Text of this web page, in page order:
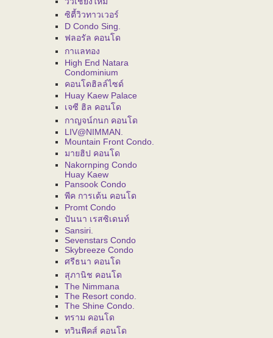
ซิตี้วิวทาวเวอร์
D Condo Sing.
ฟลอรัล คอนโด
กาแลทอง
High End Natara
Condominium
คอนโดฮิลล์ไซด์
Huay Kaew Palace
เจซี ฮิล คอนโด
กาญจน์กนก คอนโด
LIV@NIMMAN.
Mountain Front Condo.
มายฮิป คอนโด
Nakornping Condo
Huay Kaew
Pansook Condo
พีค การเด้น คอนโด
Promt Condo
ปันนา เรสซิเดนท์
Sansiri.
Sevenstars Condo
Skybreeze Condo
ศรีธนา คอนโด
สุภานิช คอนโด
The Nimmana
The Resort condo.
The Shine Condo.
ทราม คอนโด
ทวินพีคส์ คอนโด